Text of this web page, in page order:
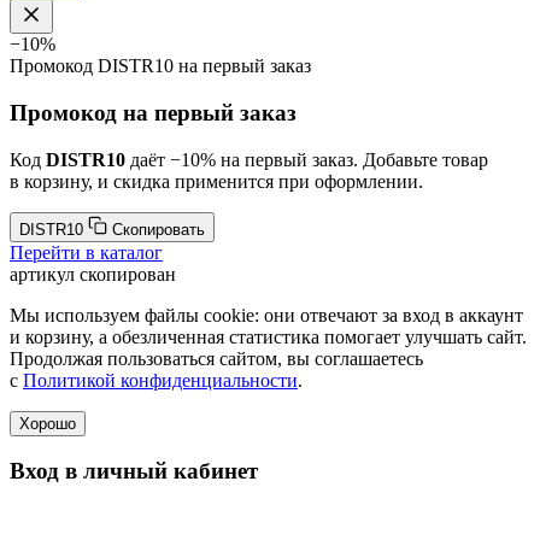
−10%
Промокод DISTR10 на первый заказ
Промокод на первый заказ
Код DISTR10 даёт −10% на первый заказ. Добавьте товар
в корзину, и скидка применится при оформлении.
DISTR10 Скопировать
Перейти в каталог
артикул скопирован
Мы используем файлы cookie: они отвечают за вход в аккаунт
и корзину, а обезличенная статистика помогает улучшать сайт.
Продолжая пользоваться сайтом, вы соглашаетесь
с Политикой конфиденциальности.
Хорошо
Вход в личный кабинет